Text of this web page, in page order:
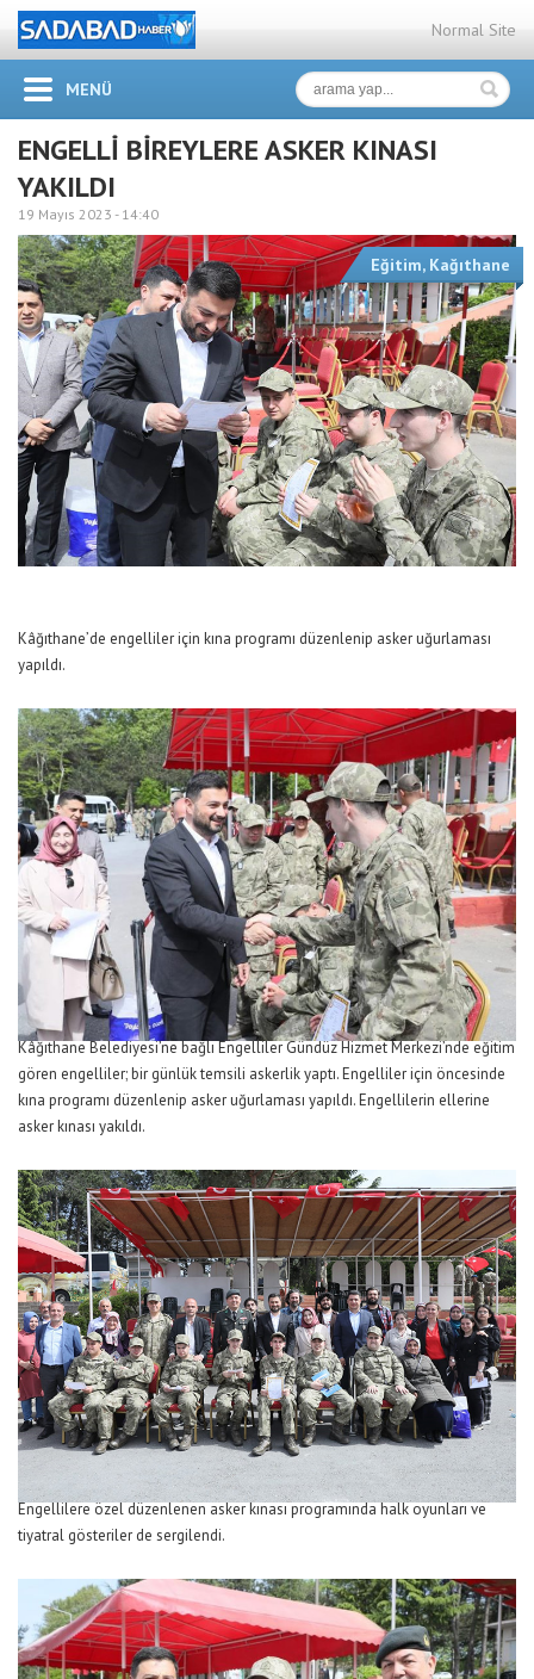
Normal Site
MENÜ
ENGELLİ BİREYLERE ASKER KINASI
YAKILDI
19 Mayıs 2023 - 14:40
Eğitim, Kağıthane
Kâğıthane’de engelliler için kına programı düzenlenip asker uğurlaması
yapıldı.
Kâğıthane Belediyesi’ne bağlı Engelliler Gündüz Hizmet Merkezi’nde eğitim
gören engelliler; bir günlük temsili askerlik yaptı. Engelliler için öncesinde
kına programı düzenlenip asker uğurlaması yapıldı. Engellilerin ellerine
asker kınası yakıldı.
Engellilere özel düzenlenen asker kınası programında halk oyunları ve
tiyatral gösteriler de sergilendi.